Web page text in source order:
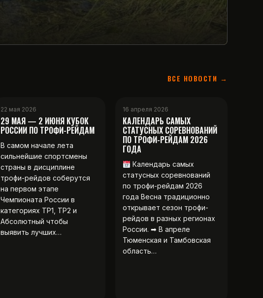
ВСЕ НОВОСТИ →
22 мая 2026
29 МАЯ — 2 ИЮНЯ КУБОК
РОССИИ ПО ТРОФИ-РЕЙДАМ
В самом начале лета
сильнейшие спортсмены
страны в дисциплине
трофи-рейдов соберутся
на первом этапе
Чемпионата России в
категориях ТР1, ТР2 и
Абсолютный чтобы
выявить лучших…
16 апреля 2026
КАЛЕНДАРЬ САМЫХ
СТАТУСНЫХ СОРЕВНОВАНИЙ
ПО ТРОФИ-РЕЙДАМ 2026
ГОДА
Календарь самых
статусных соревнований
по трофи-рейдам 2026
года Весна традиционно
открывает сезон трофи-
рейдов в разных регионах
России. ➡ В апреле
Тюменская и Тамбовская
область…